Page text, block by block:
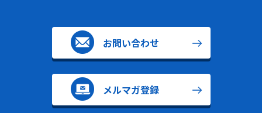
お問い合わせ
メルマガ登録